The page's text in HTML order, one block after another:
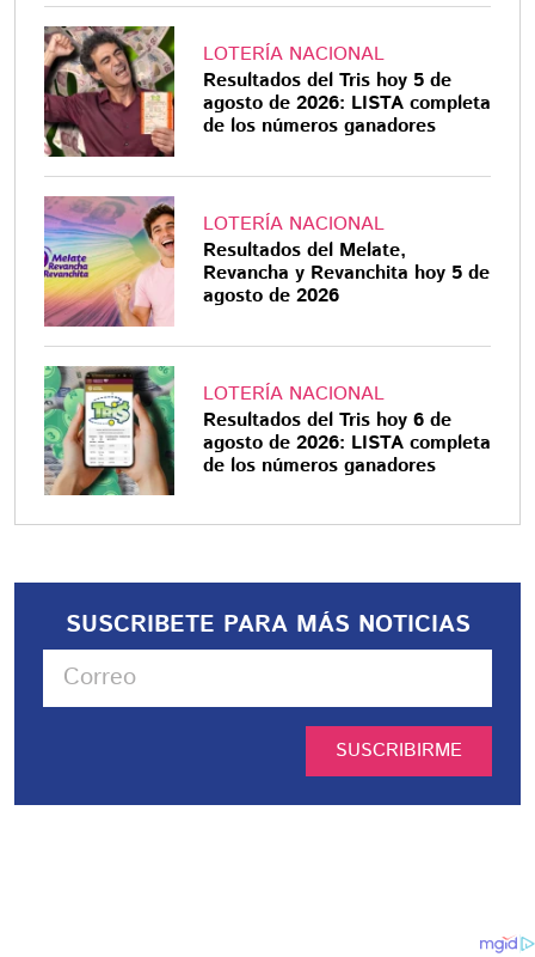
LOTERÍA NACIONAL
Resultados del Tris hoy 5 de
agosto de 2026: LISTA completa
de los números ganadores
LOTERÍA NACIONAL
Resultados del Melate,
Revancha y Revanchita hoy 5 de
agosto de 2026
LOTERÍA NACIONAL
Resultados del Tris hoy 6 de
agosto de 2026: LISTA completa
de los números ganadores
SUSCRIBETE PARA MÁS NOTICIAS
SUSCRIBIRME